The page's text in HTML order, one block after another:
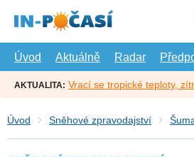
hlavní
Úvod
Aktuálně Radar
AKTUALITA: Vrací se tropické teploty,
Úvod Sněhové zpravodajství